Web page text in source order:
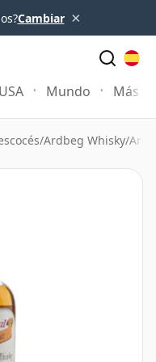
Cambiar ×
USA Mundo Más
/Ardbeg Whisky/